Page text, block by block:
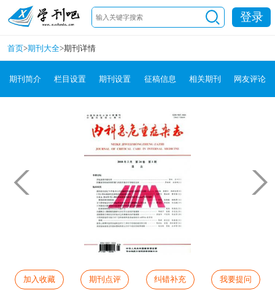
登录
首页>期刊大全>期刊详情
期刊简介 栏目设置 期刊设置 征稿信息 相关期刊 网友评论
加入收藏 期刊点评 纠错补充 我要提问